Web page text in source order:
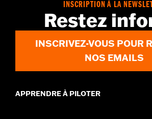
INSCRIPTION À LA
Restez
INSCRIVEZ-VOUS POUR
NOS EMAILS
APPRENDRE À PILOTER